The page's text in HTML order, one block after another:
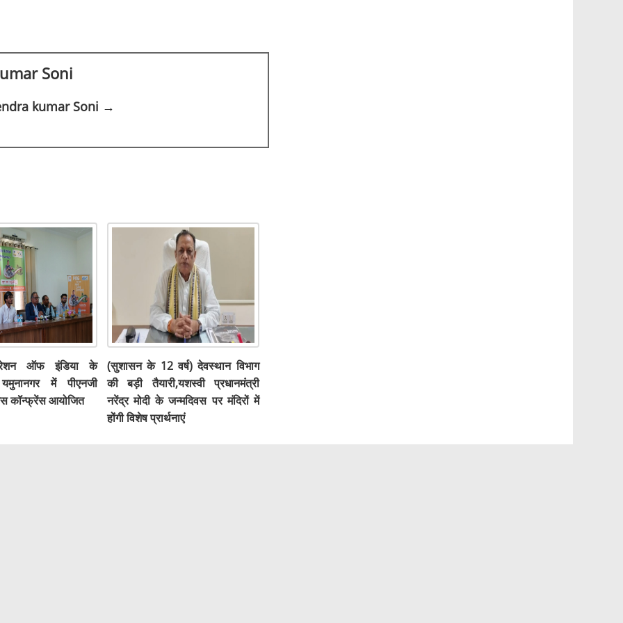
Soni
kumar Soni →
ऑफ इंडिया के
में पीएनजी
कॉन्फ्रेंस आयोजित
(सुशासन के 12 वर्ष) देवस्थान विभाग
की बड़ी तैयारी,यशस्वी प्रधानमंत्री
नरेंद्र मोदी के जन्मदिवस पर मंदिरों में
होंगी विशेष प्रार्थनाएं